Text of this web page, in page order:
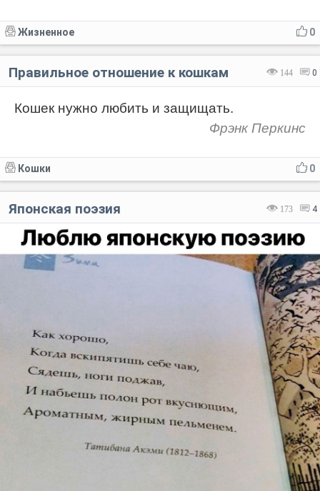
0
Жизненное
144 0
Правильное отношение к кошкам
Кошек нужно любить и защищать.
Фрэнк Перкинс
0
Кошки
173 4
Японская поэзия